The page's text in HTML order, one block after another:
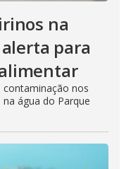
na
para
contaminação nos
água do Parque